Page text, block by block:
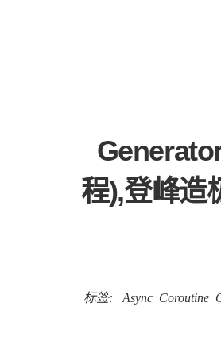
程),登峰造
标签: Async Coroutine